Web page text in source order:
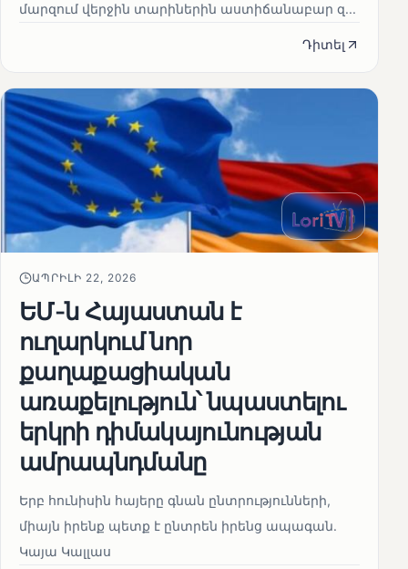
մարզում վերջին տարիներին աստիճանաբար զ...
Դիտել
ԱՊՐԻԼԻ 22, 2026
ԵՄ-ն Հայաստան է
ուղարկում նոր
քաղաքացիական
առաքելություն՝ նպաստելու
երկրի դիմակայունության
ամրապնդմանը
Երբ հունիսին հայերը գնան ընտրությունների,
միայն իրենք պետք է ընտրեն իրենց ապագան.
Կայա Կալլաս